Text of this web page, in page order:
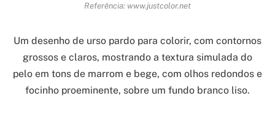
Referência: www.justcolor.net
Um desenho de urso pardo para colorir, com contornos
grossos e claros, mostrando a textura simulada do
pelo em tons de marrom e bege, com olhos redondos e
focinho proeminente, sobre um fundo branco liso.